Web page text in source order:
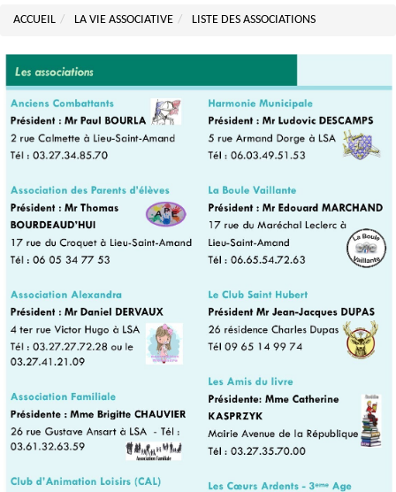
ACCUEIL LA VIE ASSOCIATIVE LISTE DES ASSOCIATIONS